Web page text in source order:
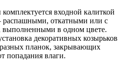
входной калиткой
откатными или с
выполненными в одном цвете.
декоративных козырьков
планок, закрывающих
попадания влаги.